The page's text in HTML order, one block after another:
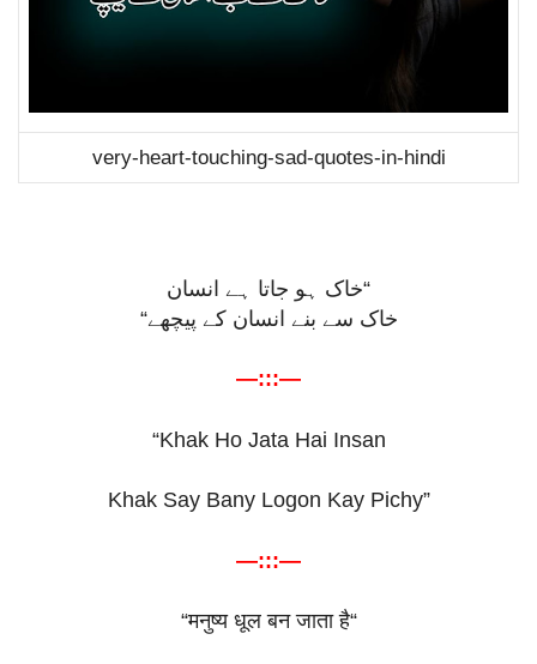
very-heart-touching-sad-quotes-in-hindi
“خاک ہو جاتا ہے انسان
“خاک سے بنے انسان کے پیچھے
—:::—
“Khak Ho Jata Hai Insan
Khak Say Bany Logon Kay Pichy”
—:::—
“मनुष्य धूल बन जाता है“